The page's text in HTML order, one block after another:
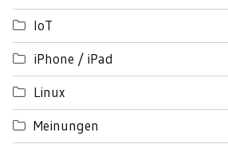
IoT
iPhone / iPad
Linux
Meinungen